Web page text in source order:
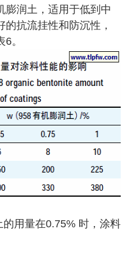
膨润土，适用于低到中
抗流挂性和防沉性，
。
用量在0.75% 时，涂料